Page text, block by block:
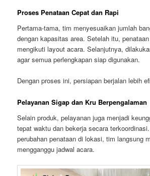
Proses Penataan Cepat dan Rapi
Pertama-tama, tim menyesuaikan jumlah
dengan kapasitas area. Setelah itu,
mengikuti layout acara. Selanjutnya,
agar semua perlengkapan siap digunakan.
Dengan proses ini, persiapan berjalan lebih
Pelayanan Sigap dan Kru Berpengalaman
Selain produk, pelayanan juga menjadi
tepat waktu dan bekerja secara
perubahan penataan di lokasi, tim langsung
mengganggu jadwal acara.